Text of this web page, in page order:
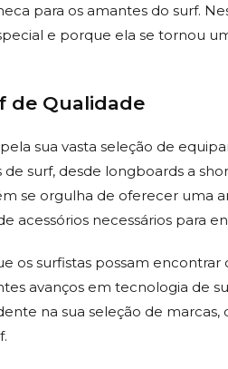
para os amantes do surf.
e porque ela se tornou
de Qualidade
sua vasta seleção de
surf, desde longboards a
se orgulha de oferecer uma
acessórios necessários para
os surfistas possam
avanços em tecnologia de
na sua seleção de marcas,